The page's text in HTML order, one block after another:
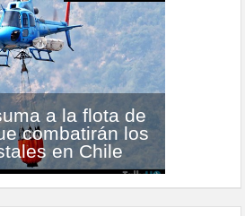
a la flota de
combatirán los
en Chile
entrega el
versión VIP